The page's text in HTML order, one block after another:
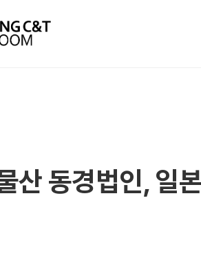
산 동경법인, 일